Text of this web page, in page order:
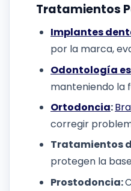
Tratamientos
Implantes
por la marca,
Odontología
manteniendo la
Ortodoncia:
corregir
Tratamientos
protegen la
Prostodoncia: